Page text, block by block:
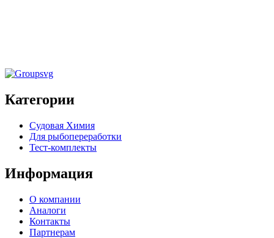
Категории
Судовая Химия
Для рыбопереработки
Тест-комплекты
Информация
О компании
Аналоги
Контакты
Партнерам